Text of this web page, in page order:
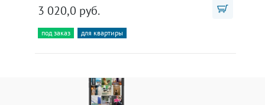
3 020,0 руб.
под заказ для квартиры